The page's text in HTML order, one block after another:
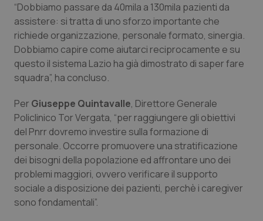
Provincia Autonoma di Bolzano
Provincia Autonoma di Trento
Puglia
Sardegna
Sicilia
Toscana
Umbria
Infezioni & Febbre
Ipertensione & Scompenso
Malattie rare
Malattia di Crohn & Rettocolite Ulcerosa
Neuroscienze & patologie neurodegenerative
Obesità
Oftalmologia
“Dobbiamo passare da 40mila a 130mila pazienti da
assistere: si tratta di uno sforzo importante che
richiede organizzazione, personale formato, sinergia.
Dobbiamo capire come aiutarci reciprocamente e su
questo il sistema Lazio ha già dimostrato di saper fare
squadra”, ha concluso.
Per Giuseppe Quintavalle, Direttore Generale
Policlinico Tor Vergata, “per raggiungere gli obiettivi
del Pnrr dovremo investire sulla formazione di
personale. Occorre promuovere una stratificazione
dei bisogni della popolazione ed affrontare uno dei
problemi maggiori, ovvero verificare il supporto
sociale a disposizione dei pazienti, perchè i caregiver
sono fondamentali”.